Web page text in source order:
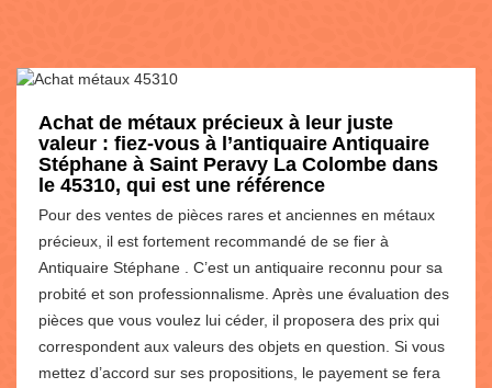
Achat de métaux précieux à leur juste
valeur : fiez-vous à l’antiquaire Antiquaire
Stéphane à Saint Peravy La Colombe dans
le 45310, qui est une référence
Pour des ventes de pièces rares et anciennes en métaux
précieux, il est fortement recommandé de se fier à
Antiquaire Stéphane . C’est un antiquaire reconnu pour sa
probité et son professionnalisme. Après une évaluation des
pièces que vous voulez lui céder, il proposera des prix qui
correspondent aux valeurs des objets en question. Si vous
mettez d’accord sur ses propositions, le payement se fera